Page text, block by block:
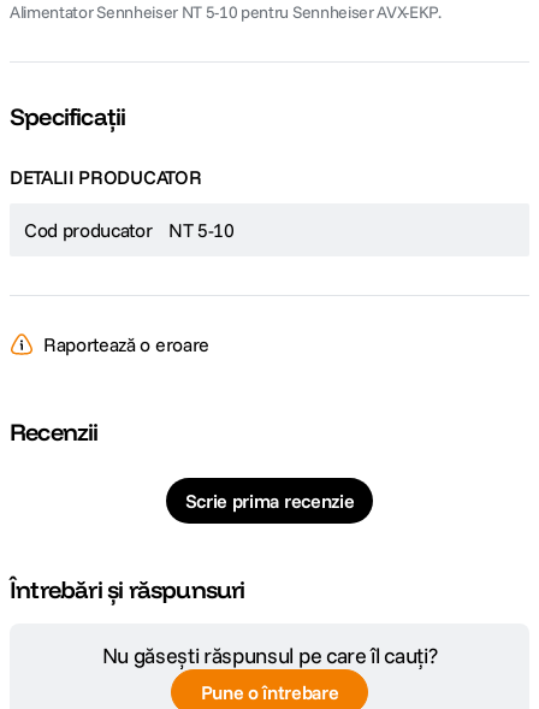
Alimentator Sennheiser NT 5-10 pentru Sennheiser AVX-EKP.
Specificații
DETALII PRODUCATOR
Cod producator NT 5-10
Raportează o eroare
Recenzii
Scrie prima recenzie
Întrebări și răspunsuri
Nu găsești răspunsul pe care îl cauți?
Pune o întrebare